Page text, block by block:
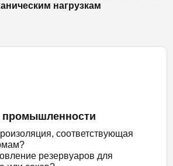
нагрузкам
соответствующая
резервуаров для